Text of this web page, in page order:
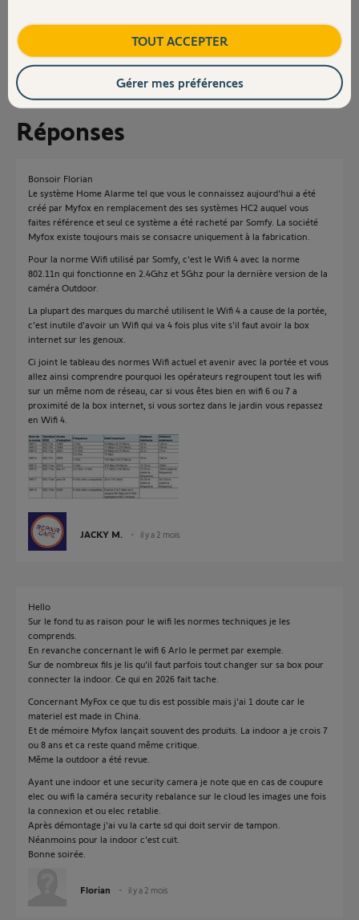
Réponses
Bonsoir Florian
Le système Home Alarme tel que vous le connaissez aujourd'hui a été
créé par Myfox en remplacement des ses systèmes HC2 auquel vous
faites référence et seul ce système a été racheté par Somfy. La société
Myfox existe toujours mais se consacre uniquement à la fabrication.
Pour la norme Wifi utilisé par Somfy, c'est le Wifi 4 avec la norme
802.11n qui fonctionne en 2.4Ghz et 5Ghz pour la dernière version de la
caméra Outdoor.
La plupart des marques du marché utilisent le Wifi 4 a cause de la portée,
c'est inutile d'avoir un Wifi qui va 4 fois plus vite s'il faut avoir la box
internet sur les genoux.
Ci joint le tableau des normes Wifi actuel et avenir avec la portée et vous
allez ainsi comprendre pourquoi les opérateurs regroupent tout les wifi
sur un même nom de réseau, car si vous êtes bien en wifi 6 ou 7 a
proximité de la box internet, si vous sortez dans le jardin vous repassez
en Wifi 4.
JACKY M. il y a 2 mois
Hello
Sur le fond tu as raison pour le wifi les normes techniques je les
comprends.
En revanche concernant le wifi 6 Arlo le permet par exemple.
Sur de nombreux fils je lis qu'il faut parfois tout changer sur sa box pour
connecter la indoor. Ce qui en 2026 fait tache.
Concernant MyFox ce que tu dis est possible mais j'ai 1 doute car le
materiel est made in China.
Et de mémoire Myfox lançait souvent des produits. La indoor a je crois 7
ou 8 ans et ca reste quand même critique.
Même la outdoor a été revue.
Ayant une indoor et une security camera je note que en cas de coupure
elec ou wifi la caméra security rebalance sur le cloud les images une fois
la connexion et ou elec retablie.
Après démontage j'ai vu la carte sd qui doit servir de tampon.
Néanmoins pour la indoor c'est cuit.
Bonne soirée.
Florian il y a 2 mois
TOUT ACCEPTER
Gérer mes préférences